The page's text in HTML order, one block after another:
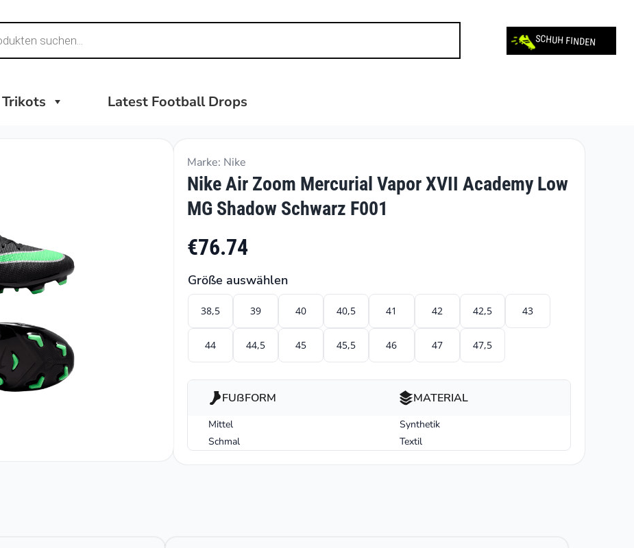
SCHUH FINDEN
Trikots Latest Football Drops
Marke: Nike
Nike Air Zoom Mercurial Vapor XVII Academy Low
MG Shadow Schwarz F001
€76.74
Größe auswählen
38,5 39 40 40,5 41 42 42,5 43
44 44,5 45 45,5 46 47 47,5
FUßFORM
Mittel
Schmal
MATERIAL
Synthetik
Textil